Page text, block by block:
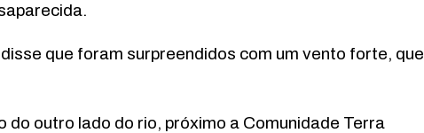
que foram surpreendidos com um vento forte, que
outro lado do rio, próximo a Comunidade Terra